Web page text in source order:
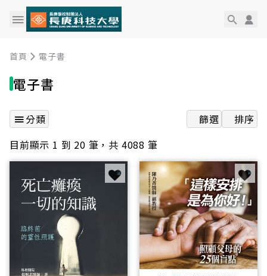
首頁 電子書
電子書
分類 篩選
排序
目前顯示 1 到 20 筆，共 4088 筆